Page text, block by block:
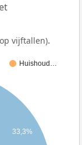
vijftallen).
Huishoud…
33,3%